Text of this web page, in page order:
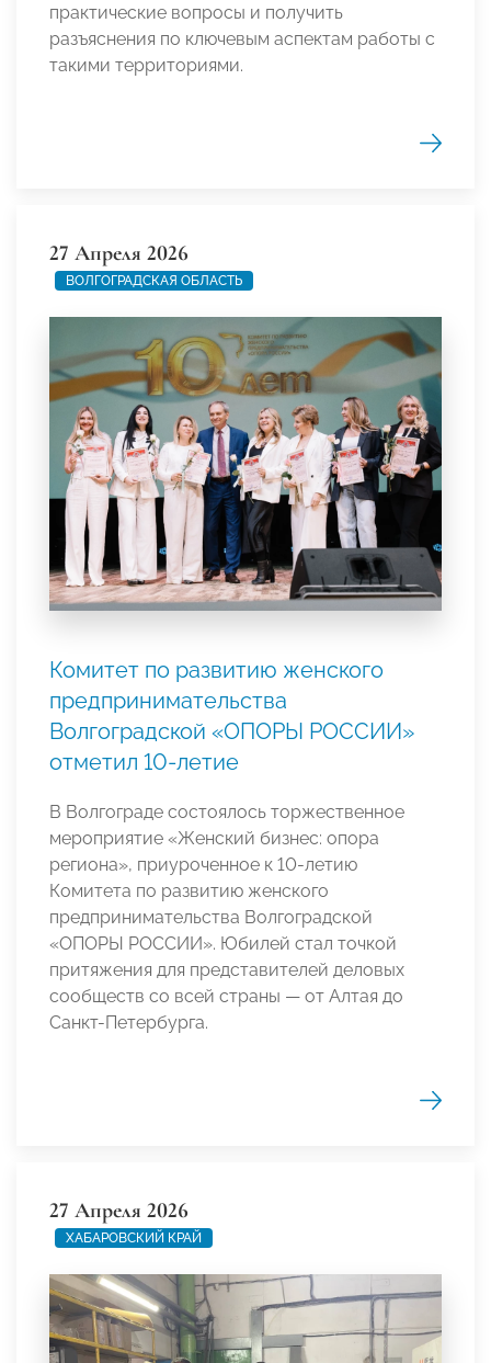
практические вопросы и получить
разъяснения по ключевым аспектам работы с
такими территориями.
27 Апреля 2026
ВОЛГОГРАДСКАЯ ОБЛАСТЬ
Комитет по развитию женского
предпринимательства
Волгоградской «ОПОРЫ РОССИИ»
отметил 10-летие
В Волгограде состоялось торжественное
мероприятие «Женский бизнес: опора
региона», приуроченное к 10-летию
Комитета по развитию женского
предпринимательства Волгоградской
«ОПОРЫ РОССИИ». Юбилей стал точкой
притяжения для представителей деловых
сообществ со всей страны — от Алтая до
Санкт-Петербурга.
27 Апреля 2026
ХАБАРОВСКИЙ КРАЙ